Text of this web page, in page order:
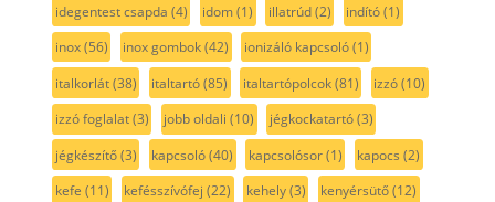
idegentest csapda (4) idom(1) illatrúd(2) indító(1)
inox(56) inox gombok(42) ionizáló kapcsoló(1)
italkorlát(38) italtartó(85) italtartópolcok(81) izzó(10)
izzó foglalat(3) jobb oldali (10) jégkockatartó(3)
jégkészítő(3) kapcsoló(40) kapcsolósor(1) kapocs (2)
kefe (11) kefésszívófej (22) kehely(3) kenyérsütő(12)